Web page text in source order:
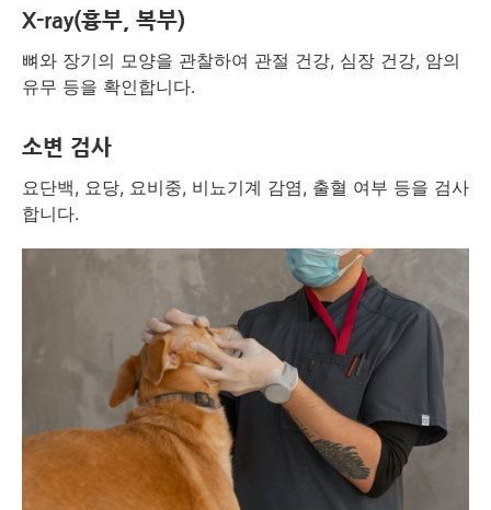
X-ray(흉부, 복부)
뼈와 장기의 모양을 관찰하여 관절 건강, 심장 건강, 암의
유무 등을 확인합니다.
소변 검사
요단백, 요당, 요비중, 비뇨기계 감염, 출혈 여부 등을 검사
합니다.